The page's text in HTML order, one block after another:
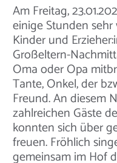
Am Freitag,
einige Stunden
Kinder und
Großeltern-
Oma oder Opa
Tante, Onkel, der
Freund. An diesem
zahlreichen Gäste
konnten sich über
freuen. Fröhlich
gemeinsam im Hof